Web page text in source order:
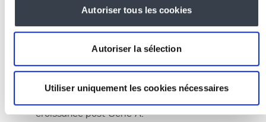
Autoriser tous les cookies
Autoriser la sélection
Utiliser uniquement les cookies nécessaires
Technologies et outils
associes
Architectures scalables :Django,microservices,
conteneurisation Docker et orchestration
croissance post-Serie A.